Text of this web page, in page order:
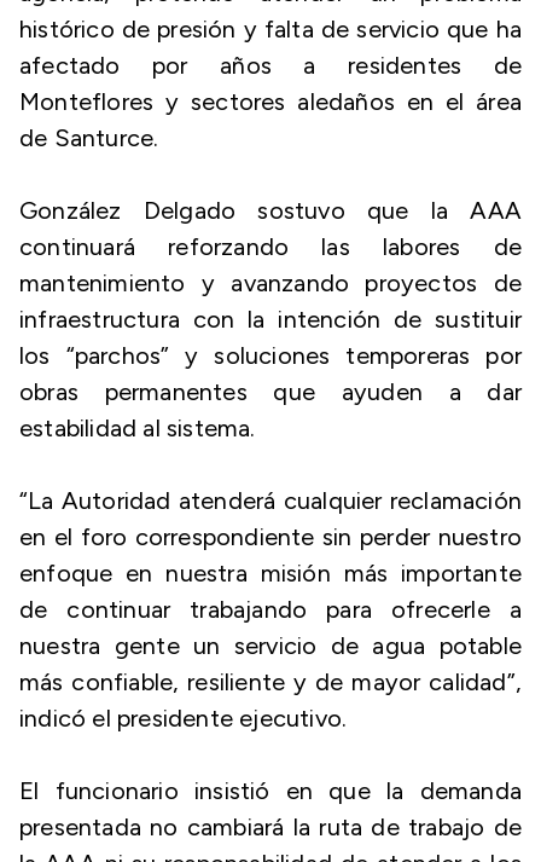
histórico de presión y falta de servicio que ha
afectado por años a residentes de
Monteflores y sectores aledaños en el área
de Santurce.
González Delgado sostuvo que la AAA
continuará reforzando las labores de
mantenimiento y avanzando proyectos de
infraestructura con la intención de sustituir
los “parchos” y soluciones temporeras por
obras permanentes que ayuden a dar
estabilidad al sistema.
“La Autoridad atenderá cualquier reclamación
en el foro correspondiente sin perder nuestro
enfoque en nuestra misión más importante
de continuar trabajando para ofrecerle a
nuestra gente un servicio de agua potable
más confiable, resiliente y de mayor calidad”,
indicó el presidente ejecutivo.
El funcionario insistió en que la demanda
presentada no cambiará la ruta de trabajo de